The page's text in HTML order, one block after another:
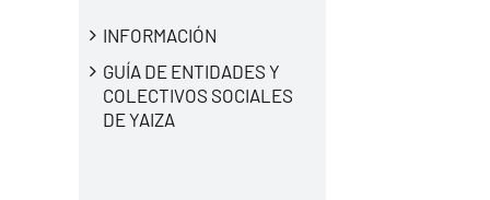
INFORMACIÓN
GUÍA DE ENTIDADES Y
COLECTIVOS SOCIALES
DE YAIZA